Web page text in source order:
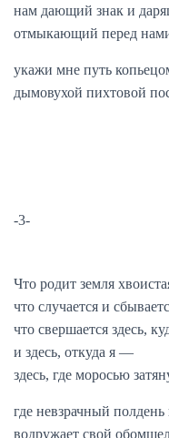
нам дающий знак и
отмыкающий перед
укажи мне путь
дымовухой пихтовой
-3-
Что родит земля
что случается и
что свершается здесь,
и здесь, откуда я —
здесь, где моросью
где невзрачный
водружает свой